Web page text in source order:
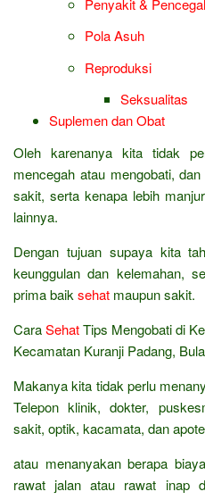
Pola Asuh
Reproduksi
Seksualitas
Suplemen dan Obat
Oleh karenanya kita tidak
mencegah atau mengobati,
sakit, serta kenapa lebih
lainnya.
Dengan tujuan supaya kita
keunggulan dan kelemahan,
prima baik sehat maupun sakit.
CaraSehatTips Mengobati di
Kecamatan Kuranji Padang,
Makanya kita tidak perlu
Telepon klinik, dokter,
sakit, optik, kacamata, dan
atau menanyakan berapa
rawat jalan atau rawat inap